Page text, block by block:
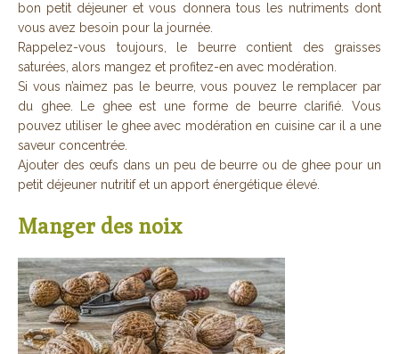
bon petit déjeuner et vous donnera tous les nutriments dont
vous avez besoin pour la journée.
Rappelez-vous toujours, le beurre contient des graisses
saturées, alors mangez et profitez-en avec modération.
Si vous n’aimez pas le beurre, vous pouvez le remplacer par
du ghee. Le ghee est une forme de beurre clarifié. Vous
pouvez utiliser le ghee avec modération en cuisine car il a une
saveur concentrée.
Ajouter des œufs dans un peu de beurre ou de ghee pour un
petit déjeuner nutritif et un apport énergétique élevé.
Manger des noix